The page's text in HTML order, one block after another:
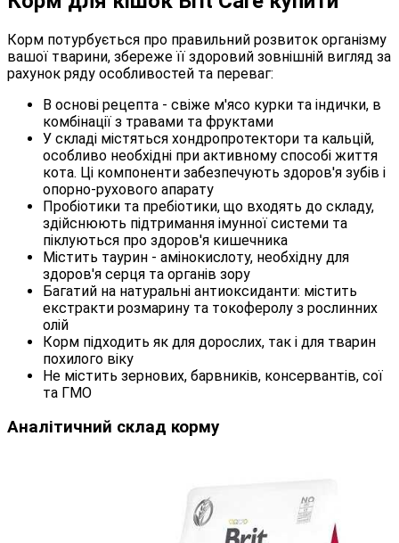
Корм потурбується про правильний розвиток організму
вашої тварини, збереже її здоровий зовнішній вигляд за
рахунок ряду особливостей та переваг:
В основі рецепта - свіже м'ясо курки та індички, в
комбінації з травами та фруктами
У складі містяться хондропротектори та кальцій,
особливо необхідні при активному способі життя
кота. Ці компоненти забезпечують здоров'я зубів і
опорно-рухового апарату
Пробіотики та пребіотики, що входять до складу,
здійснюють підтримання імунної системи та
піклуються про здоров'я кишечника
Містить таурин - амінокислоту, необхідну для
здоров'я серця та органів зору
Багатий на натуральні антиоксиданти: містить
екстракти розмарину та токоферолу з рослинних
олій
Корм підходить як для дорослих, так і для тварин
похилого віку
Не містить зернових, барвників, консервантів, сої
та ГМО
Аналітичний склад корму